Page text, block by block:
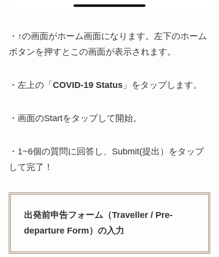
・↑の画面がホーム画面になります。左下のホーム
ボタンを押すとこの画面が表示されます。
・左上の「 COVID-19 Status」をタップします。
・画面のStartをタップして開始。
・1~6個の質問に回答し、Submit(提出）をタップ
して完了！
出発前申告フォーム（Traveller / Pre-
departure Form）の入力